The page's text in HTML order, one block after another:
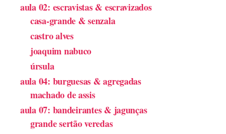
aula 02: escravistas & escravizados
casa-grande & senzala
castro alves
joaquim nabuco
úrsula
aula 04: burguesas & agregadas
machado de assis
aula 07: bandeirantes & jagunças
grande sertão veredas